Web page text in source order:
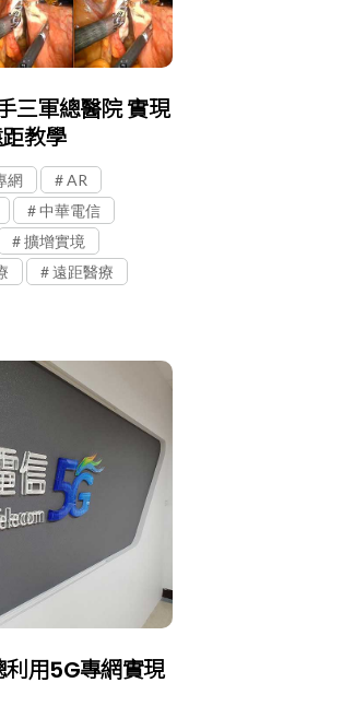
三軍總醫院 實現
教學
網
AR
中華電信
擴增實境
遠距醫療
用5G專網實現